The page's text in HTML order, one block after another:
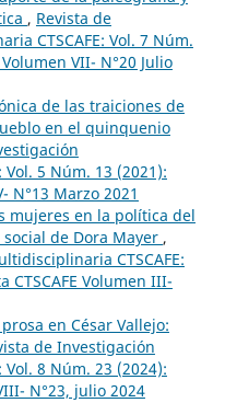
, Revista de
CTSCAFE: Vol. 7 Núm.
VII- N°20 Julio
de las traiciones de
en el quinquenio
5 Núm. 13 (2021):
N°13 Marzo 2021
mujeres en la política del
de Dora Mayer ,
CTSCAFE:
CTSCAFE Volumen III-
prosa en César Vallejo:
de Investigación
8 Núm. 23 (2024):
N°23, julio 2024